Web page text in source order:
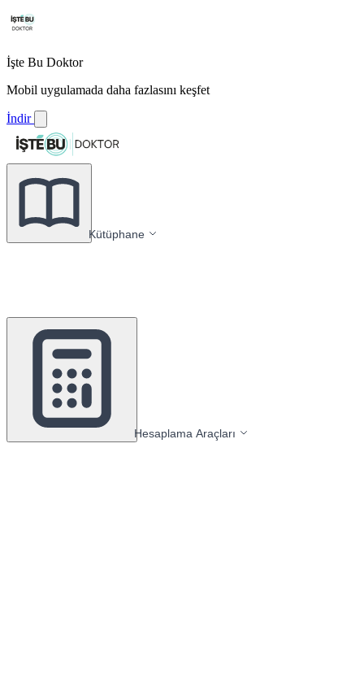
İşte Bu Doktor
Mobil uygulamada daha fazlasını keşfet
İndir
Kütüphane
Hesaplama Araçları